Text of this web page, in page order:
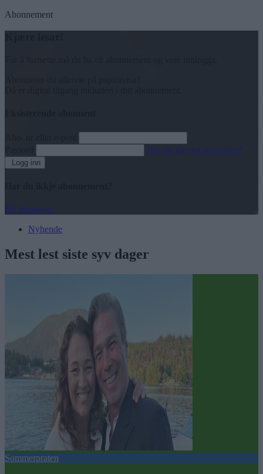
Abonnement
Har du gløymt passordet?
Logg inn
Bli abonnent
Nyhende
Mest lest siste syv dager
Sommerpraten